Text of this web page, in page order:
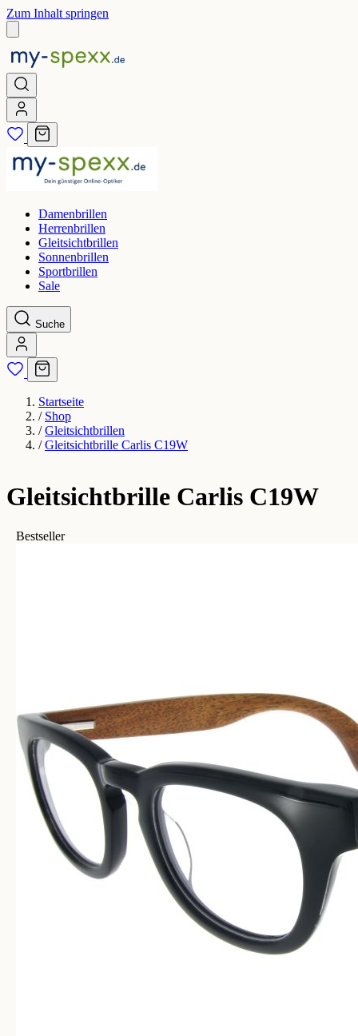
Zum Inhalt springen
Damenbrillen
Herrenbrillen
Gleitsichtbrillen
Sonnenbrillen
Sportbrillen
Sale
Suche
Startseite
/ Shop
/ Gleitsichtbrillen
/ Gleitsichtbrille Carlis C19W
Gleitsichtbrille Carlis C19W
Bestseller